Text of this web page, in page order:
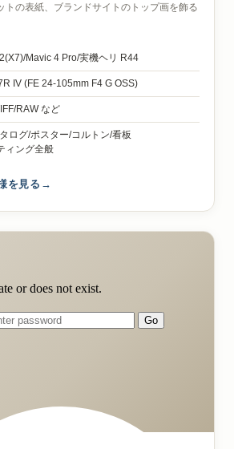
トの表紙、ブランドサイトのトップ画を飾る
Mavic 4 Pro/実機ヘリ R44
IV (FE 24-105mm F4 G OSS)
RAW など
ログ/ポスター/コルトン/看板
ィング全般
を見る